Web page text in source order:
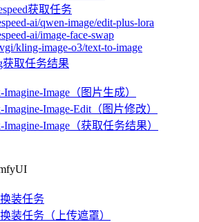
获取任务
ai/qwen-image/edit-plus-lora
ai/image-face-swap
kling-image-o3/text-to-image
获取任务结果
Imagine-Image（图片生成）
Imagine-Image-Edit（图片修改）
Imagine-Image（获取任务结果）
装任务
装任务（上传遮罩）